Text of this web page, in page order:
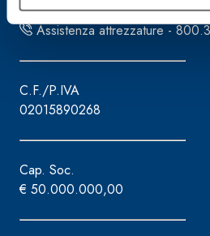
Gestione ordini - 800.333.435
Assistenza attrezzature -
C.F./P.IVA
02015890268
Cap. Soc.
€ 50.000.000,00